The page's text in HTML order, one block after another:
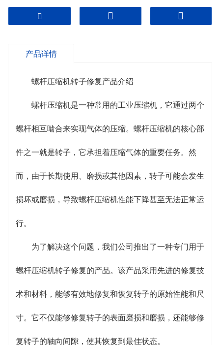
和尺寸，确保螺杆压缩机的正常运行和高效工作。
长，减少了更换新转子的成本和时间。
4.全方位修复：我们的产品不仅可以修复转子的表面磨
损和磨损，还可以修复转子的轴向间隙，确保整个转
子系统的稳定性和可靠性。
产品详情
螺杆压缩机转子修复产品介绍
螺杆压缩机是一种常用的工业压缩机，它通过两个
螺杆相互啮合来实现气体的压缩。螺杆压缩机的核心部
件之一就是转子，它承担着压缩气体的重要任务。然
而，由于长期使用、磨损或其他因素，转子可能会发生
损坏或磨损，导致螺杆压缩机性能下降甚至无法正常运
行。
为了解决这个问题，我们公司推出了一种专门用于
螺杆压缩机转子修复的产品。该产品采用先进的修复技
术和材料，能够有效地修复和恢复转子的原始性能和尺
寸。它不仅能够修复转子的表面磨损和磨损，还能够修
复转子的轴向间隙，使其恢复到最佳状态。